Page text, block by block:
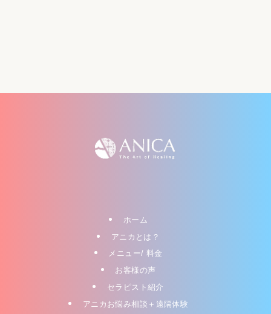
ホーム
アニカとは？
メニュー/ 料金
お客様の声
セラピスト紹介
アニカお悩み相談＋遠隔体験